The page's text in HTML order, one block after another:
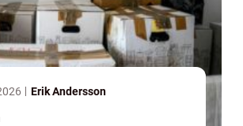
Erik Andersson